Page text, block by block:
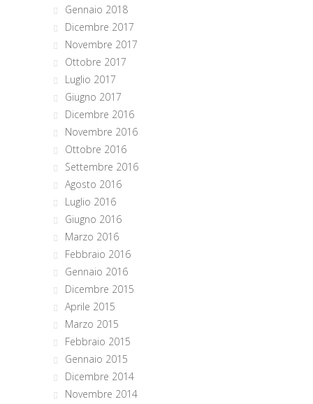
Gennaio 2018
Dicembre 2017
Novembre 2017
Ottobre 2017
Luglio 2017
Giugno 2017
Dicembre 2016
Novembre 2016
Ottobre 2016
Settembre 2016
Agosto 2016
Luglio 2016
Giugno 2016
Marzo 2016
Febbraio 2016
Gennaio 2016
Dicembre 2015
Aprile 2015
Marzo 2015
Febbraio 2015
Gennaio 2015
Dicembre 2014
Novembre 2014